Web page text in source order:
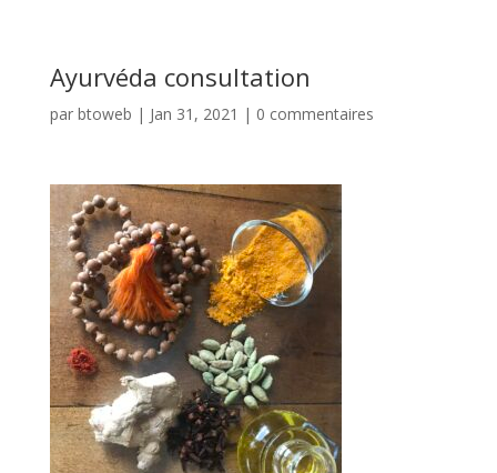
Ayurvéda consultation
par btoweb | Jan 31, 2021 | 0 commentaires